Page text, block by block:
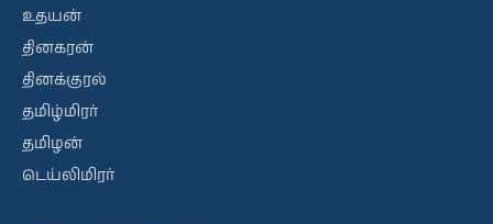
உதயன்
தினகரன்
தினக்குரல்
தமிழ்மிரர்
தமிழன்
டெய்லிமிரர்